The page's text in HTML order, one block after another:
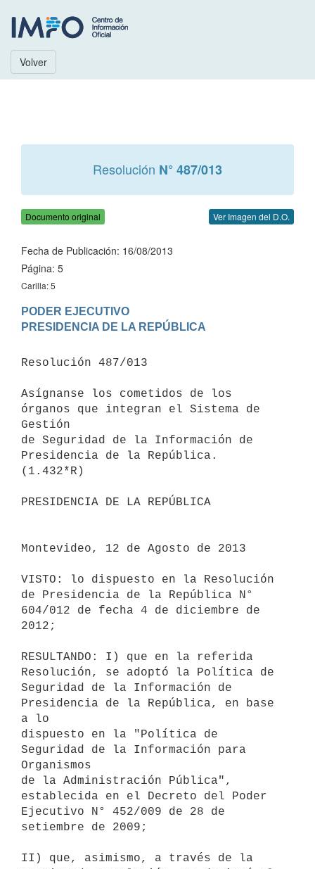
Volver
Resolución N° 487/013
Documento original Ver Imagen del D.O.
Fecha de Publicación: 16/08/2013
Página: 5
Carilla: 5
PODER EJECUTIVO
Resolución 487/013
Asígnanse los cometidos de los
órganos que integran el Sistema de
Gestión
de Seguridad de la Información de
Presidencia de la República.
(1.432*R)
PRESIDENCIA DE LA REPÚBLICA
Montevideo, 12 de Agosto de 2013
VISTO: lo dispuesto en la Resolución
de Presidencia de la República N°
604/012 de fecha 4 de diciembre de
2012;
RESULTANDO: I) que en la referida
Resolución, se adoptó la Política de
Seguridad de la Información de
Presidencia de la República, en base
a lo
dispuesto en la "Política de
Seguridad de la Información para
Organismos
de la Administración Pública",
establecida en el Decreto del Poder
Ejecutivo N° 452/009 de 28 de
setiembre de 2009;
II) que, asimismo, a través de la